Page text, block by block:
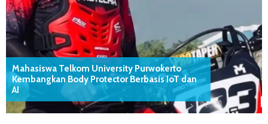
Mahasiswa Telkom University Purwokerto
Kembangkan Body Protector Berbasis IoT dan
AI